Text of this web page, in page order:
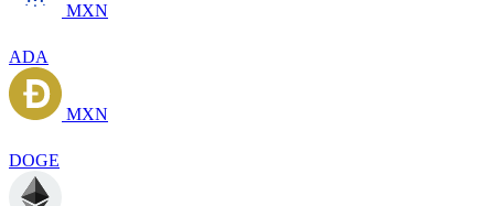
MXN
ADA
MXN
DOGE